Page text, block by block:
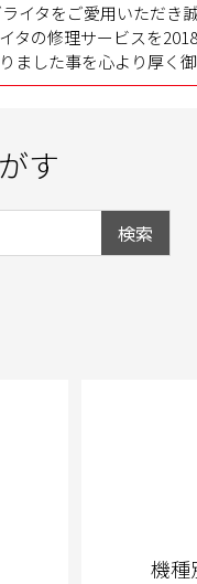
イタをご愛用いただき
タの修理サービスを
ました事を心より厚く御
す
機種